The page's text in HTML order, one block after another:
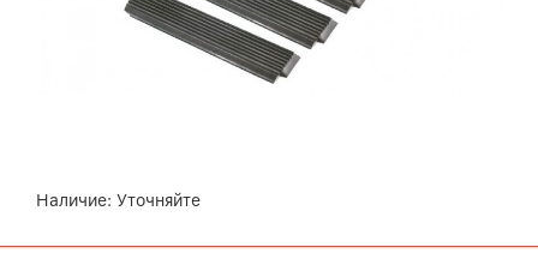
Наличие: Уточняйте